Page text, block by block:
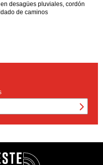
desagües pluviales, cordón
de caminos